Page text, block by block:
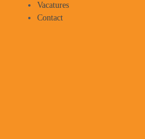
Vacatures
Contact